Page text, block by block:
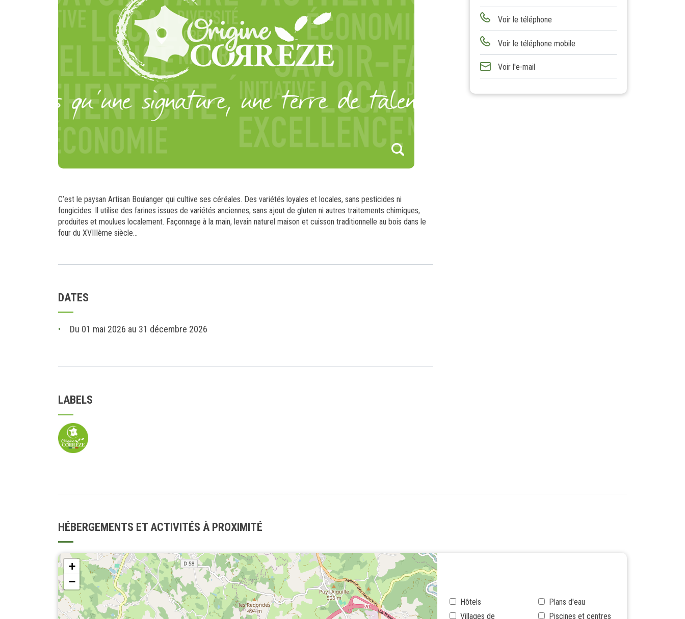
C’est le paysan Artisan Boulanger qui cultive ses céréales. Des variétés loyales et locales, sans pesticides ni
fongicides. Il utilise des farines issues de variétés anciennes, sans ajout de gluten ni autres traitements chimiques,
produites et moulues localement. Façonnage à la main, levain naturel maison et cuisson traditionnelle au bois dans le
four du XVIIIème siècle...
DATES
Du 01 mai 2026 au 31 décembre 2026
LABELS
Voir le téléphone
Voir le téléphone mobile
Voir l'e-mail
HÉBERGEMENTS ET ACTIVITÉS À PROXIMITÉ
+
−
Hôtels
Plans d'eau
Villages de
Piscines et centres